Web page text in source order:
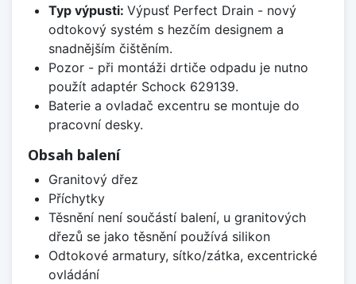
Typ výpusti: Výpusť Perfect Drain - nový
odtokový systém s hezčím designem a
snadnějším čištěním.
Pozor - při montáži drtiče odpadu je nutno
použít adaptér Schock 629139.
Baterie a ovladač excentru se montuje do
pracovní desky.
Obsah balení
Granitový dřez
Příchytky
Těsnění není součástí balení, u granitových
dřezů se jako těsnění používá silikon
Odtokové armatury, sítko/zátka, excentrické
ovládání